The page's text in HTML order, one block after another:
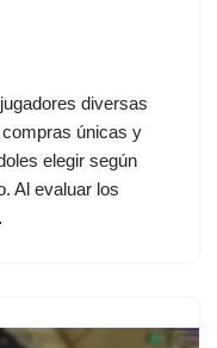
diversas
únicas y
elegir según
Al evaluar los